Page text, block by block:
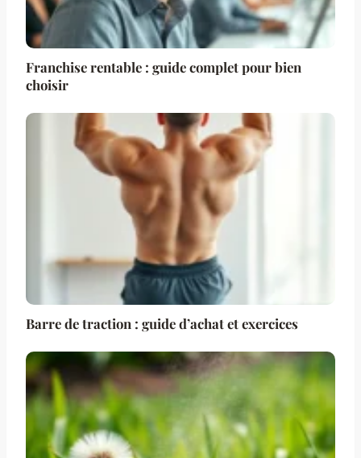
Franchise rentable : guide complet pour bien
choisir
Barre de traction : guide d’achat et exercices